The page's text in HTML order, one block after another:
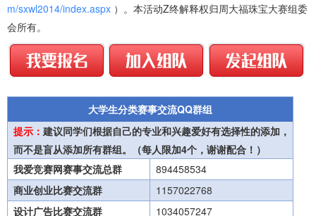
m/sxwl2014/index.aspx ）。 本活动Z终解释权归周大福珠宝大赛组委
会所有。
大学生分类赛事交流QQ群组
提示： 建议同学们根据自己的专业和兴趣爱好有选择性的添加，
而不是盲从添加所有群组。（每人限加4个，谢谢配合！）
我爱竞赛网赛事交流总群
894458534
商业创业比赛交流群
1157022768
设计广告比赛交流群
1034057247